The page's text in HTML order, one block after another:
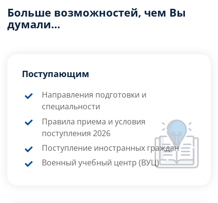
Больше возможностей, чем Вы
думали…
Поступающим
Направления подготовки и
специальности
Правила приема и условия
поступления 2026
Поступление иностранных граждан
Военный учебный центр (ВУЦ)